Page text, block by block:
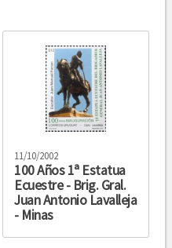
11/10/2002
100 Años 1ª Estatua
Ecuestre - Brig. Gral.
Juan Antonio Lavalleja
- Minas